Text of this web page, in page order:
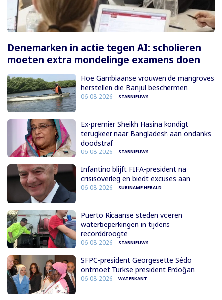
Denemarken in actie tegen AI: scholieren
moeten extra mondelinge examens doen
Hoe Gambiaanse vrouwen de mangroves
herstellen die Banjul beschermen
06-08-2026 STARNIEUWS
Ex-premier Sheikh Hasina kondigt
terugkeer naar Bangladesh aan ondanks
doodstraf
06-08-2026 STARNIEUWS
Infantino blijft FIFA-president na
crisisoverleg en biedt excuses aan
06-08-2026 SURINAME HERALD
Puerto Ricaanse steden voeren
waterbeperkingen in tijdens
recorddroogte
06-08-2026 STARNIEUWS
SFPC-president Georgesette Sédo
ontmoet Turkse president Erdoğan
06-08-2026 WATERKANT